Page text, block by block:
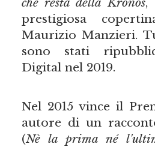
prestigiosa
Maurizio Manzieri.
sono stati
Digital nel 2019.
Nel 2015 vince il
autore di un
(Nè la prima né